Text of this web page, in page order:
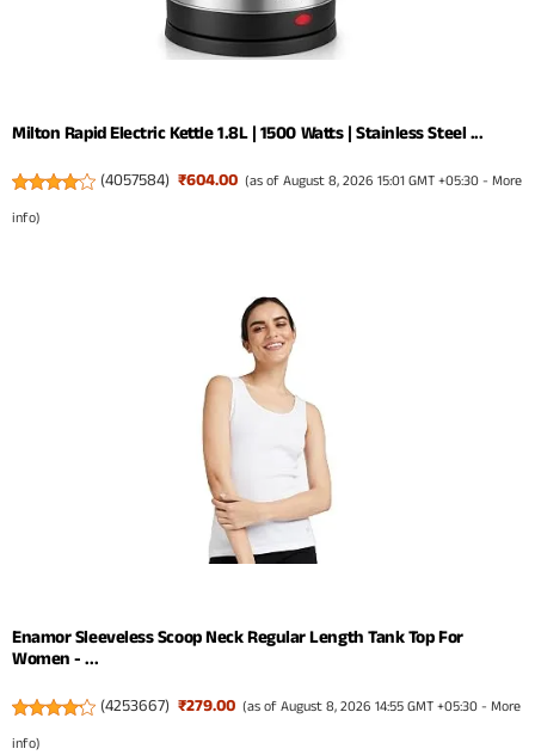
Milton Rapid Electric Kettle 1.8L | 1500 Watts | Stainless Steel ...
(4057584) ₹604.00 (as of August 8, 2026 15:01 GMT +05:30 -More
info)
Enamor Sleeveless Scoop Neck Regular Length Tank Top For
Women - ...
(4253667) ₹279.00 (as of August 8, 2026 14:55 GMT +05:30 -More
info)